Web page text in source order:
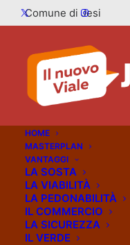
Comune di Jesi
HOME
MASTERPLAN
VANTAGGI
LA SOSTA
LA VIABILITÀ
LA PEDONABILITÀ
IL COMMERCIO
LA SICUREZZA
IL VERDE
NEWS
20 Febbraio 2026